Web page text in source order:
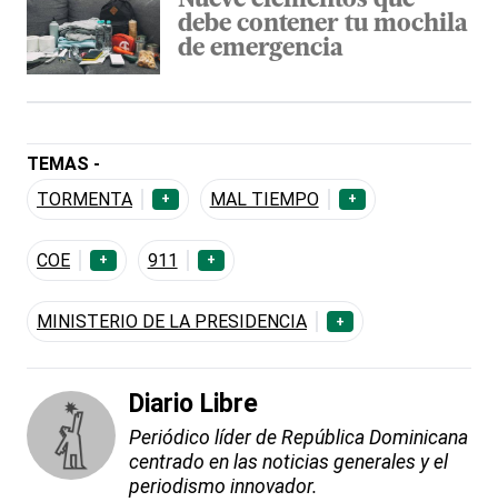
debe contener tu mochila
de emergencia
TEMAS -
TORMENTA
+ MAL TIEMPO +
COE + 911 +
MINISTERIO DE LA PRESIDENCIA +
Diario Libre
Periódico líder de República Dominicana
centrado en las noticias generales y el
periodismo innovador.